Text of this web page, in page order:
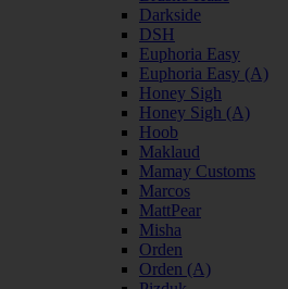
Darkside
DSH
Euphoria Easy
Euphoria Easy (А)
Honey Sigh
Honey Sigh (А)
Hoob
Maklaud
Mamay Customs
Marcos
MattPear
Misha
Orden
Orden (А)